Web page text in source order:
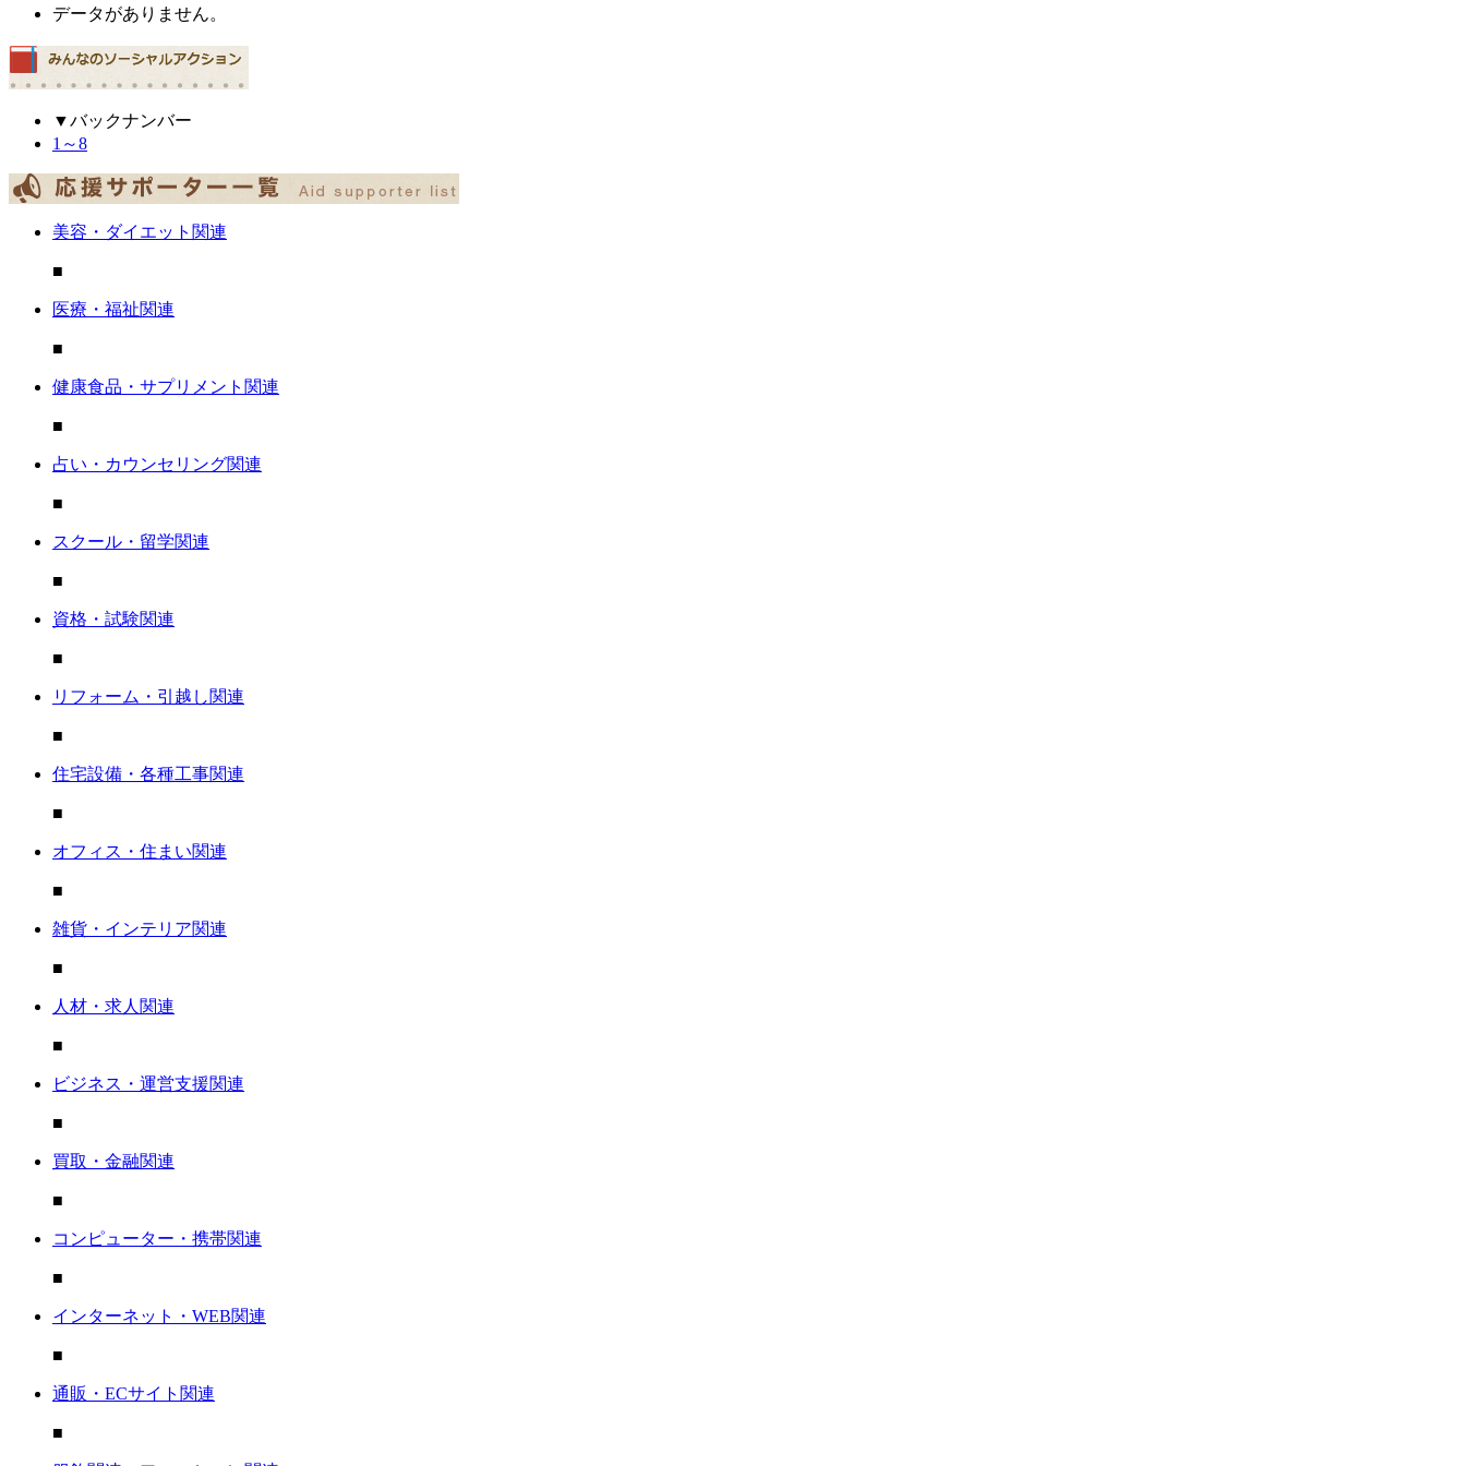
データがありません。
▼バックナンバー
1～8
美容・ダイエット関連
■
医療・福祉関連
■
健康食品・サプリメント関連
■
占い・カウンセリング関連
■
スクール・留学関連
■
資格・試験関連
■
リフォーム・引越し関連
■
住宅設備・各種工事関連
■
オフィス・住まい関連
■
雑貨・インテリア関連
■
人材・求人関連
■
ビジネス・運営支援関連
■
買取・金融関連
■
コンピューター・携帯関連
■
インターネット・WEB関連
■
通販・ECサイト関連
■